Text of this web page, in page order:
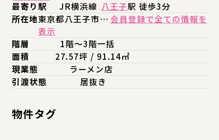
最寄り駅 JR横浜線 八王子駅 徒歩3分
所在地東京都八王子市… 会員登録で全ての情報を
表示
階層
1階～3階一括
面積
27.57坪 / 91.14㎡
現業態
ラーメン店
引渡状態
居抜き
物件タグ